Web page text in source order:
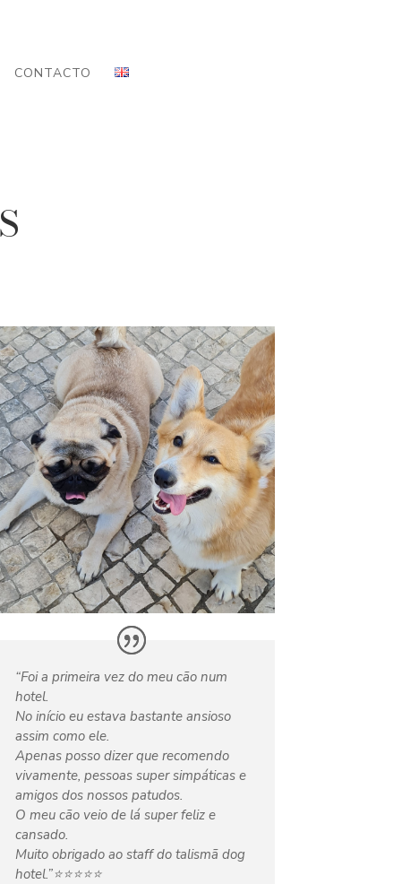
CONTACTO
“Foi a primeira vez do meu cão num
hotel.
No início eu estava bastante ansioso
assim como ele.
Apenas posso dizer que recomendo
vivamente, pessoas super simpáticas e
amigos dos nossos patudos.
O meu cão veio de lá super feliz e
cansado.
Muito obrigado ao staff do talismã dog
hotel.”⭐️⭐️⭐️⭐️⭐️